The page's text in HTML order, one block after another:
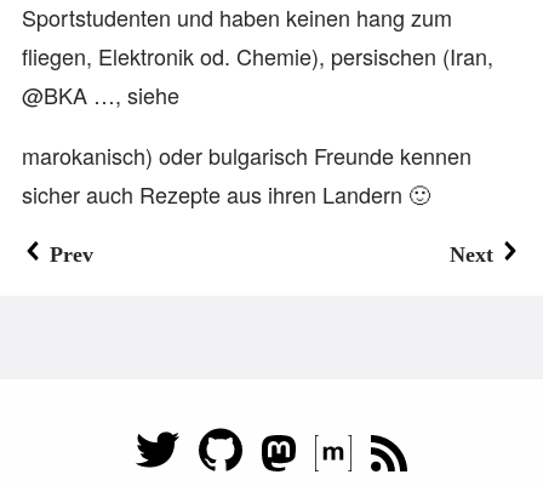
Sportstudenten und haben keinen hang zum
fliegen, Elektronik od. Chemie), persischen (Iran,
@BKA …, siehe
marokanisch) oder bulgarisch Freunde kennen
sicher auch Rezepte aus ihren Landern 🙂
Prev Next